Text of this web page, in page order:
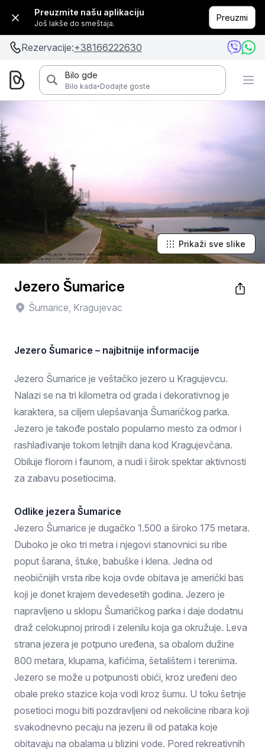
Preuzmite našu aplikaciju
Još lakše do smeštaja.
Preuzmi
Rezervacije:+38166222630
Bilo gde
Bilo kada·Dodajte goste
Prikaži sve slike
Jezero Šumarice
Šumarice, Kragujevac
Jezero Šumarice – najbitnije informacije
Jezero Šumarice je veštačko jezero u Kragujevcu.
Nalazi se na tri kilometra od grada i dekorativnog je
karaktera, sa ciljem ulepšavanja Šumaričkog parka.
Jezero je takođe postalo popularno mesto za odmor i
rashlađivanje tokom letnjih dana kod Kragujevčana.
Obiluje florom i faunom, a nudi i širok spektar aktivnosti
za zabavu posetiocima.
Odlike jezera Šumarice
Jezero Šumarice je dugačko 1.500 a široko 175 metara.
Duboko je oko tri metra i njegovi stanovnici su ribe
poput šarana, štuke, babuške i klena. Jedna od
neobičnijih vrsta ribe koja ovde obitava je američki bas
koji je donet krajem devedesetih godina. Jezero je
napravljeno u sklopu Šumaričkog parka i daje dodatnu
draž celokupnoj prirodi i zelenilu koja ga okružuje. Leva
strana jezera je potpuno uređena, sa obalom dužine
800 metara, klupama, kafićima, šetalištem i terenima.
Jezero se može u potpunosti obići, kroz uređeni deo
obale preko stazice koja vodi kroz šumu. U toku šetnje
posetioci mogu biti pozdravljeni od nekolicine ribara koji
svakodnevno pecaju na jezeru ili od pataka koje
obitavaju na obalama u blizini vode. Pored rekreativnih